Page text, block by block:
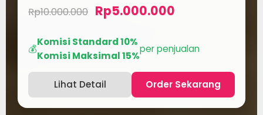
Rp10.000.000 Rp5.000.000
💰
Komisi Standard 10%
Komisi Maksimal 15%
per penjualan
Lihat Detail Order Sekarang